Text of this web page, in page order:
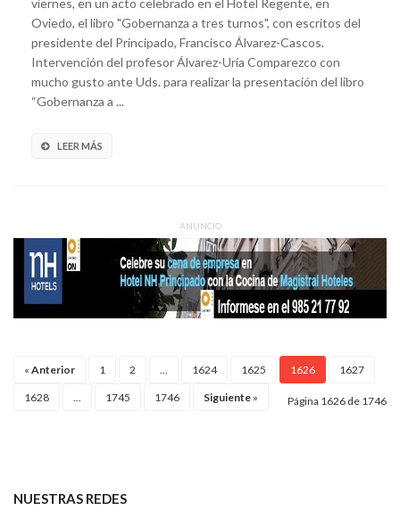
viernes, en un acto celebrado en el Hotel Regente, en
Oviedo, el libro "Gobernanza a tres turnos", con escritos del
presidente del Principado, Francisco Álvarez-Cascos.
Intervención del profesor Álvarez-Uría Comparezco con
mucho gusto ante Uds. para realizar la presentación del libro
“Gobernanza a ...
LEER MÁS
ANUNCIO
« Anterior 1 2 1624 1625 1626 1627
1628 1745 1746 Siguiente » Página 1626 de 1746
NUESTRAS REDES